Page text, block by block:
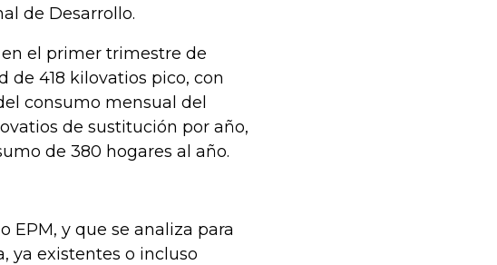
de Desarrollo.
el primer trimestre de
de 418 kilovatios pico, con
consumo mensual del
de sustitución por año,
de 380 hogares al año.
EPM, y que se analiza para
ya existentes o incluso